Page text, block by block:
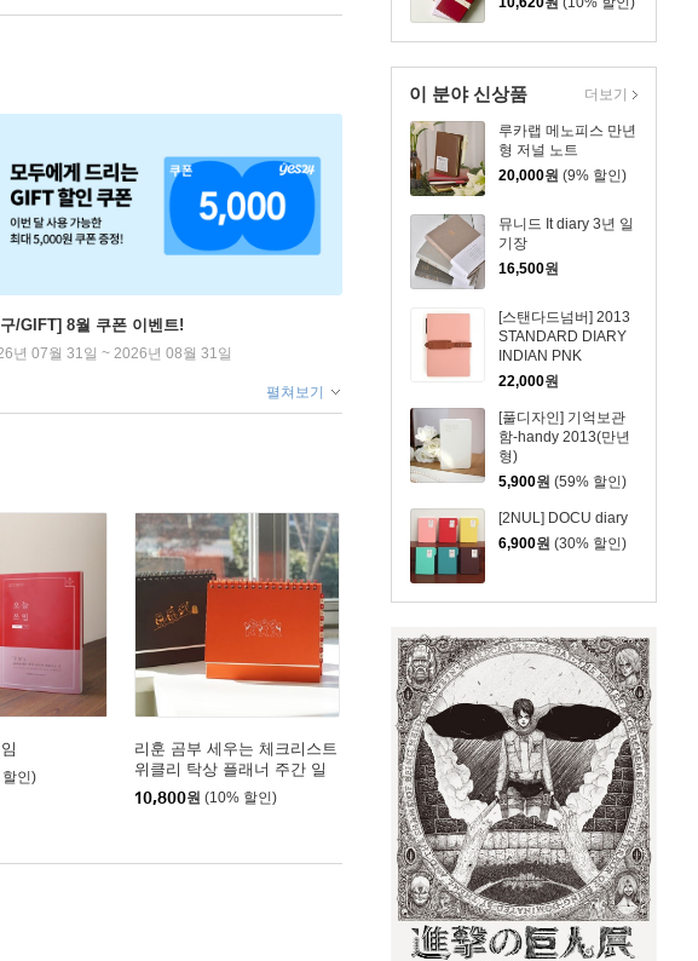
이 분야 신상품
루카랩 메노피스 만년
형 저널 노트
20,000원 (9% 할인)
뮤니드 It diary 3년 일
기장
16,500원
[스탠다드넘버] 2013
STANDARD DIARY
INDIAN PNK
22,000원
[풀디자인] 기억보관
함-handy 2013(만년
형)
5,900원 (59% 할인)
[2NUL] DOCU diary
6,900원 (30% 할인)
더보기
/GIFT] 8월 쿠폰 이벤트!
년 07월 31일 ~ 2026년 08월 31일
펼쳐보기
인)
리훈 곰부 세우는 체크리스트
위클리 탁상 플래너 주간 일
주일 계획표
10,800원 (10% 할인)